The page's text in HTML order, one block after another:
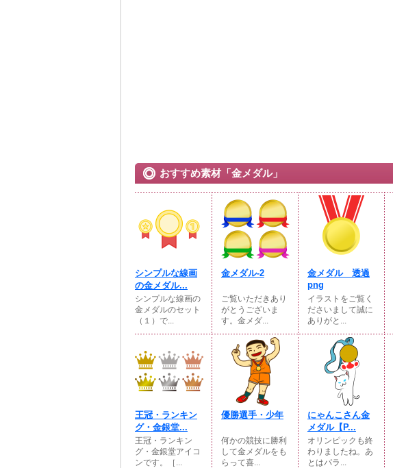
おすすめ素材「金メダル」
シンプルな線画
の金メダル...
シンプルな線画の
金メダルのセット
（１）で...
金メダル-2
ご覧いただきあり
がとうございま
す。金メダ...
金メダル 透過
png
イラストをご覧く
ださいまして誠に
ありがと...
王冠・ランキン
グ・金銀堂...
王冠・ランキン
グ・金銀堂アイコ
ンです。［...
優勝選手・少年
何かの競技に勝利
して金メダルをも
らって喜...
にゃんこさん金
メダル【P...
オリンピックも終
わりましたね。あ
とはパラ...